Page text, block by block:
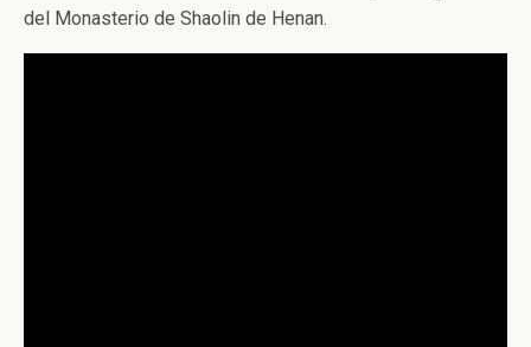
del Monasterio de Shaolin de Henan.